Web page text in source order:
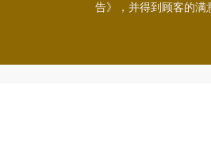
告》，并得到顾客的满